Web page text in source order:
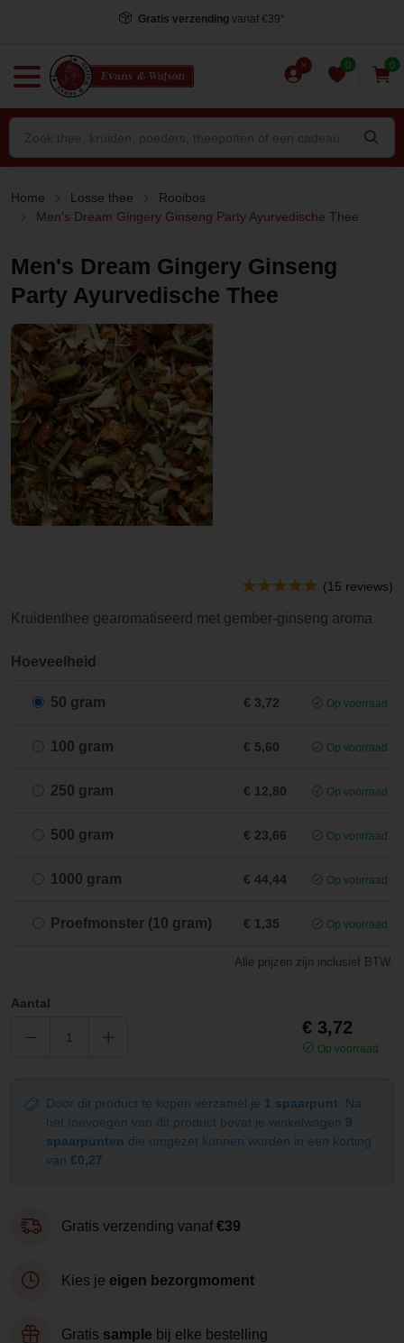
Gratis verzending vanaf €39*
0 0
Home Losse thee
Rooibos
Men's Dream Gingery Ginseng Party Ayurvedische Thee
Men's Dream Gingery Ginseng
Party Ayurvedische Thee
(15 reviews)
Kruidenthee gearomatiseerd met gember-ginseng aroma
Hoeveelheid
50 gram € 3,72 Op voorraad
100 gram € 5,60 Op voorraad
250 gram € 12,80 Op voorraad
500 gram € 23,66 Op voorraad
1000 gram € 44,44 Op voorraad
Proefmonster (10 gram) € 1,35 Op voorraad
Alle prijzen zijn inclusief BTW.
Aantal
€ 3,72
Op voorraad
Door dit product te kopen verzamel je 1 spaarpunt . Na
het toevoegen van dit product bevat je winkelwagen 9
spaarpunten die omgezet kunnen worden in een korting
van €0,27
Gratis verzending vanaf €39
Kies je eigen bezorgmoment
Gratis sample bij elke bestelling